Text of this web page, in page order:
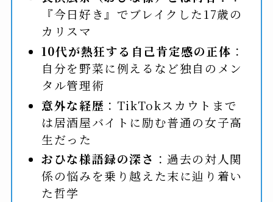
『今日好き』でブレイクした17歳の
カリスマ
10代が熱狂する自己肯定感の正体 ：
自分を野菜に例えるなど独自のメン
タル管理術
意外な経歴 ：TikTokスカウトまで
は居酒屋バイトに励む普通の女子高
生だった
おひな様語録の深さ ：過去の対人関
係の悩みを乗り越えた末に辿り着い
た哲学